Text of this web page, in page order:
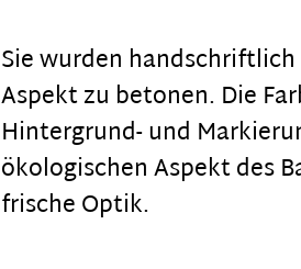
Sie wurden
Aspekt zu betonen. Die
Hintergrund- und
ökologischen Aspekt des
frische Optik.